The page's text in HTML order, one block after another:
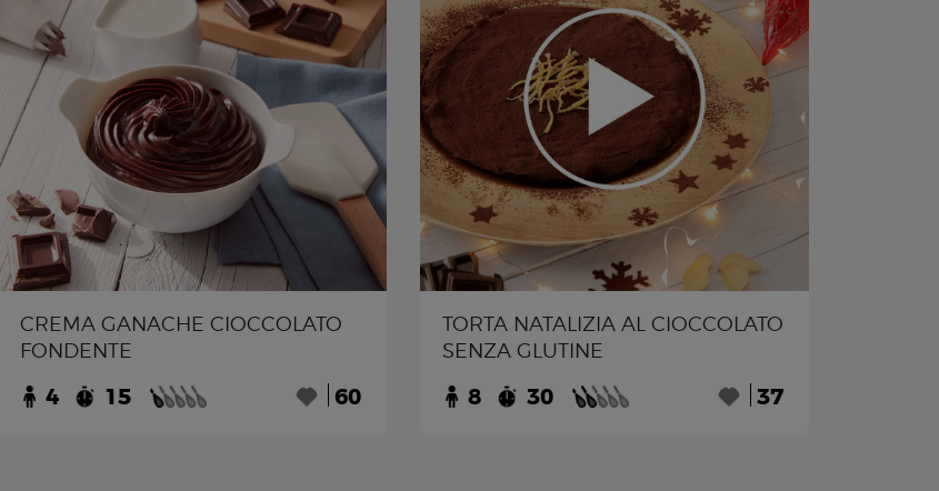
CREMA GANACHE CIOCCOLATO
FONDENTE
4 15 60
TORTA NATALIZIA AL CIOCCOLATO
SENZA GLUTINE
8 30 37